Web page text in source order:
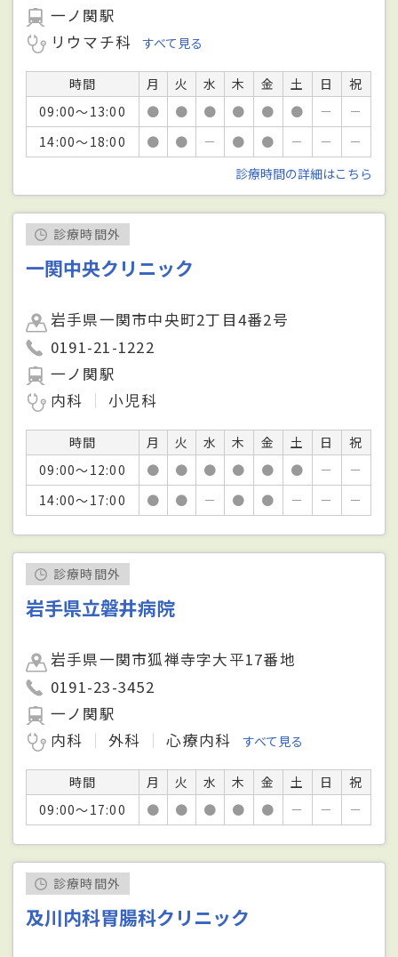
一ノ関駅
リウマチ科
すべて見る
時間 月 火 水 木 金 土 日
祝
09:00～13:00
● ● ● ● ● ● －
－
14:00～18:00
● ● － ● ● － －
－
診療時間の詳細はこちら
診療時間外
一関中央クリニック
岩手県一関市中央町2丁目4番2号
0191-21-1222
一ノ関駅
内科
小児科
時間 月 火 水 木 金 土 日
祝
09:00～12:00
● ● ● ● ● ● －
－
14:00～17:00
● ● － ● ● － － －
診療時間外
岩手県立磐井病院
岩手県一関市狐禅寺字大平17番地
0191-23-3452
一ノ関駅
内科
外科 心療内科 すべて見る
時間 月 火 水 木 金 土 日
祝
09:00～17:00
● ● ● ● ● － － －
診療時間外
及川内科胃腸科クリニック